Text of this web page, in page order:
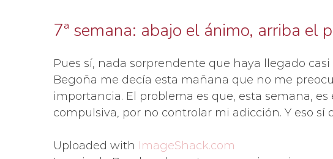
7ª semana: abajo el ánimo, arriba el
Pues sí, nada sorprendente que haya llegado
Begoña me decía esta mañana que no me
importancia. El problema es que, esta semana,
compulsiva, por no controlar mi adicción. Y eso sí
Uploaded with ImageShack.com